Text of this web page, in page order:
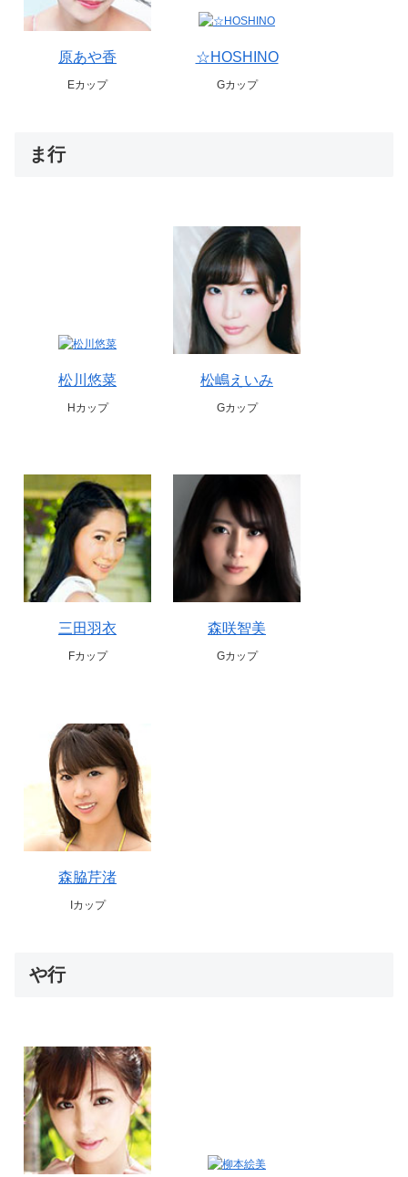
原あや香
Eカップ
☆HOSHINO
Gカップ
ま行
松川悠菜
Hカップ
松嶋えいみ
Gカップ
三田羽衣
Fカップ
森咲智美
Gカップ
森脇芹渚
Iカップ
や行